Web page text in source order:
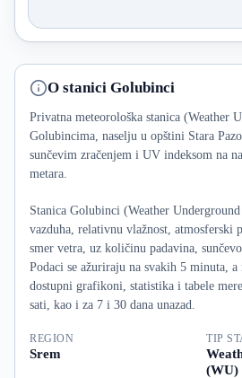
O stanici Golubinci
Privatna meteorološka stanica (Weather
Golubincima, naselju u opštini Stara
sunčevim zračenjem i UV indeksom na
metara.
Stanica Golubinci (Weather
vazduha, relativnu vlažnost, atmosferski
smer vetra, uz količinu padavina,
Podaci se ažuriraju na svakih 5 minuta,
dostupni grafikoni, statistika i tabele
sati, kao i za 7 i 30 dana unazad.
REGION
Srem
TIP
(WU)